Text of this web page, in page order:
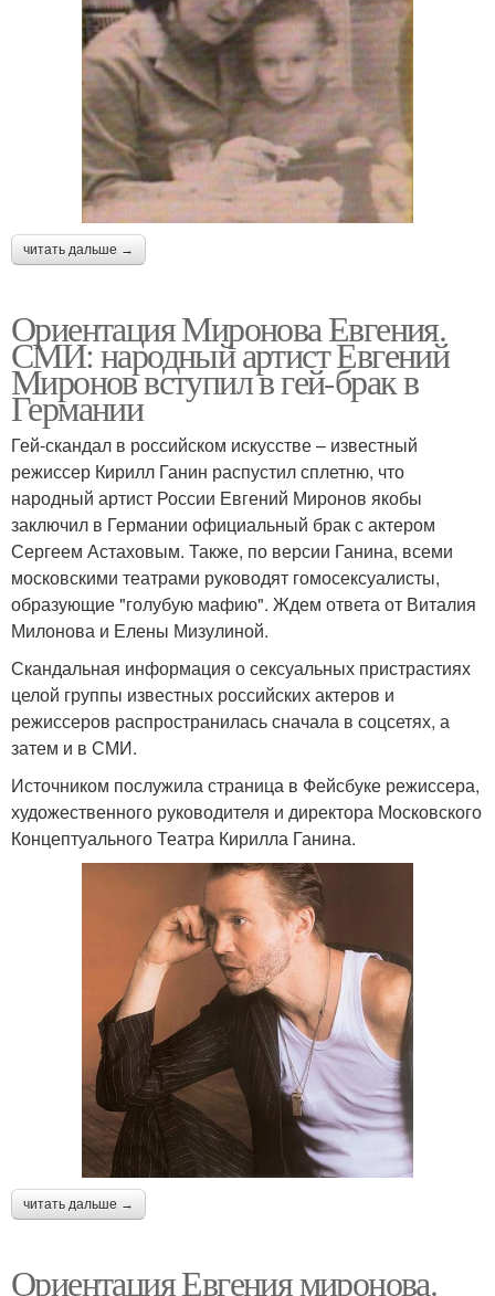
читать дальше →
Ориентация Миронова Евгения.
СМИ: народный артист Евгений
Миронов вступил в гей-брак в
Германии
Гей-скандал в российском искусстве – известный
режиссер Кирилл Ганин распустил сплетню, что
народный артист России Евгений Миронов якобы
заключил в Германии официальный брак с актером
Сергеем Астаховым. Также, по версии Ганина, всеми
московскими театрами руководят гомосексуалисты,
образующие "голубую мафию". Ждем ответа от Виталия
Милонова и Елены Мизулиной.
Скандальная информация о сексуальных пристрастиях
целой группы известных российских актеров и
режиссеров распространилась сначала в соцсетях, а
затем и в СМИ.
Источником послужила страница в Фейсбуке режиссера,
художественного руководителя и директора Московского
Концептуального Театра Кирилла Ганина.
читать дальше →
Ориентация Евгения миронова.